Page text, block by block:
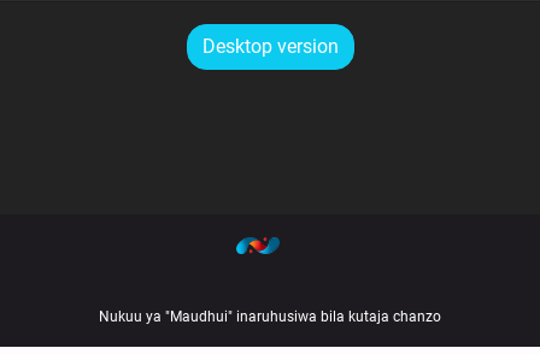
Desktop version
Nukuu ya "Maudhui" inaruhusiwa bila kutaja chanzo